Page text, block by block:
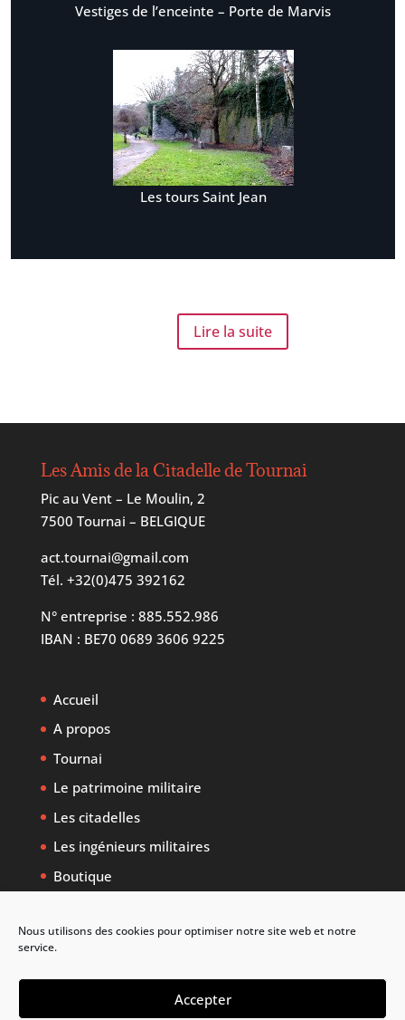
Nous utilisons des cookies pour optimiser notre site web et notre
service.
Accepter
Vestiges de l’enceinte – Porte de Marvis
Les tours Saint Jean
Lire la suite
Les Amis de la Citadelle de Tournai
Pic au Vent – Le Moulin, 2
7500 Tournai – BELGIQUE
act.tournai@gmail.com
Tél. +32(0)475 392162
N° entreprise : 885.552.986
IBAN : BE70 0689 3606 9225
Accueil
A propos
Tournai
Le patrimoine militaire
Les citadelles
Les ingénieurs militaires
Boutique
Suivez nos actualités via la page Facebook des
Amis de la Citadelle de Tournai